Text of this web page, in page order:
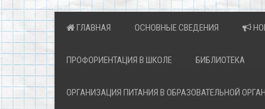
ГЛАВНАЯ ОСНОВНЫЕ СВЕДЕНИЯ
ПРОФОРИЕНТАЦИЯ В ШКОЛЕ БИБЛИОТЕКА
ОРГАНИЗАЦИЯ ПИТАНИЯ В ОБРАЗОВАТЕЛЬНОЙ